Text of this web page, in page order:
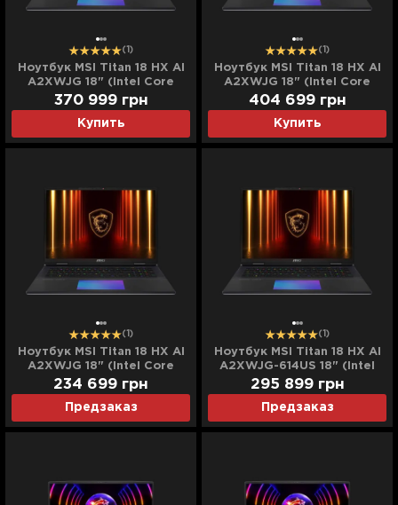
(1)
Ноутбук MSI Titan 18 HX AI
A2XWJG 18" (Intel Core
Ultra 9/128GB/4TB
(SSD)/RTX 5090)
(A2XWJG-413US)
(Standard)
Купить
370 999 грн
(1)
Ноутбук MSI Titan 18 HX AI
A2XWJG 18" (Intel Core
Ultra 9/128GB/8TB
(SSD)/RTX 5090)
(A2XWJG-414US)
(Standard)
Купить
404 699 грн
(1)
Ноутбук MSI Titan 18 HX AI
A2XWJG 18" (Intel Core
Ultra 9/64GB/4TB
(SSD)/RTX 5090)
(A2XWJG-412US)
(Standard)
Предзаказ
234 699 грн
(1)
Ноутбук MSI Titan 18 HX AI
A2XWJG-614US 18" (Intel
Core Ultra 9/64GB/6TB
(SSD)/RTX 5090)
(A2XWJG-614US)
(Standard)
Предзаказ
295 899 грн